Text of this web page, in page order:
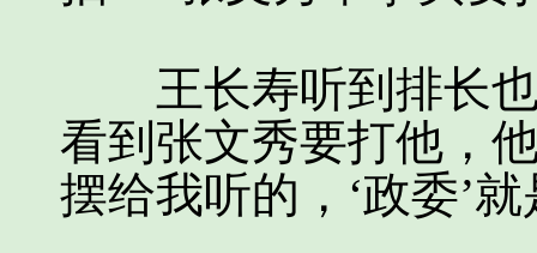
王长寿听到排长也
看到张文秀要打他，
摆给我听的，‘政委’